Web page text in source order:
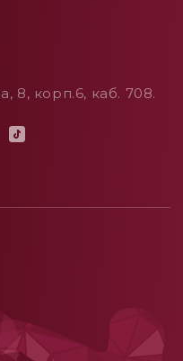
8, корп.6, каб. 708.